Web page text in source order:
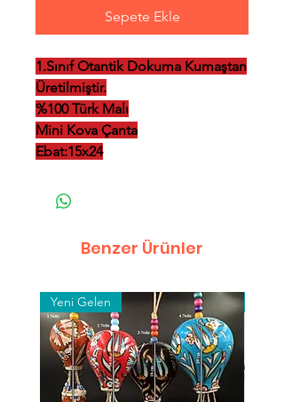
Sepete Ekle
1.Sınıf Otantik Dokuma Kumaştan
Üretilmiştir.
%100 Türk Malı
Mini Kova Çanta
Ebat:15x24
Benzer Ürünler
Yeni Gelen